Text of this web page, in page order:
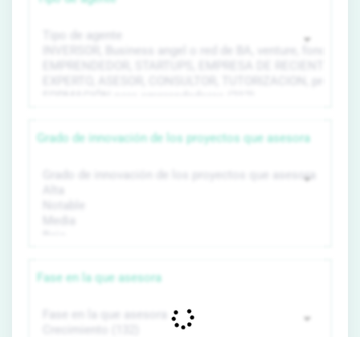
Grado de innovación de los proyectos que asesora
Fase en la que asesora